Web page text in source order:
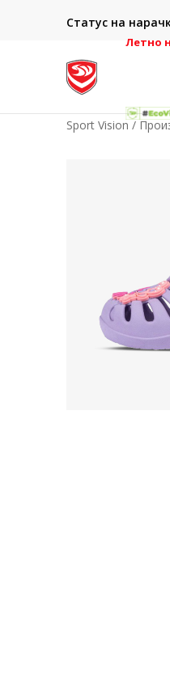
Статус на
- на сите
Летно
Sport Vision